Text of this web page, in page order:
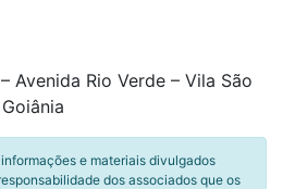
Avenida Rio Verde – Vila São
e materiais divulgados
dos associados que os